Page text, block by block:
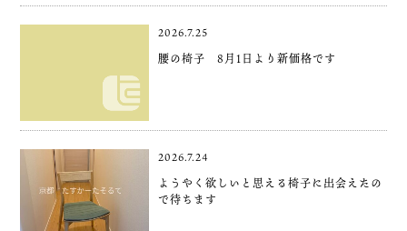
2026.7.25
腰の椅子 8月1日より新価格です
2026.7.24
ようやく欲しいと思える椅子に出会えたの
で待ちます